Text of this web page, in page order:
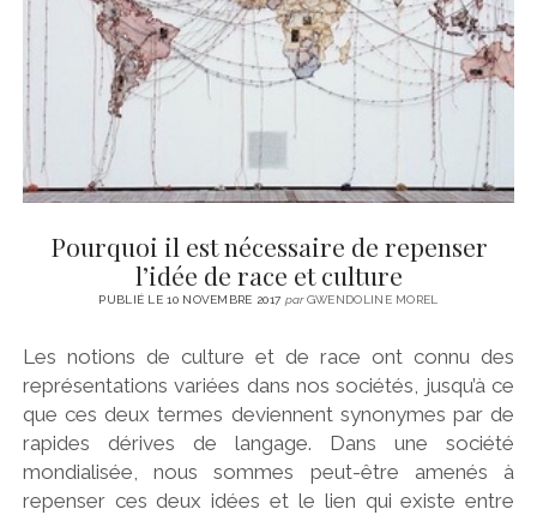
Pourquoi il est nécessaire de repenser
l’idée de race et culture
PUBLIÉ LE 10 NOVEMBRE 2017 parGWENDOLINE MOREL
Les notions de culture et de race ont connu des
représentations variées dans nos sociétés, jusqu’à ce
que ces deux termes deviennent synonymes par de
rapides dérives de langage. Dans une société
mondialisée, nous sommes peut-être amenés à
repenser ces deux idées et le lien qui existe entre